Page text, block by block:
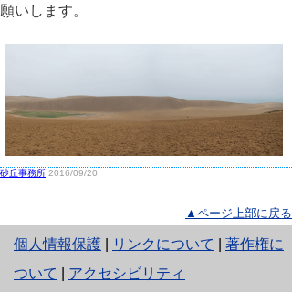
願いします。
砂丘事務所 2016/09/20
▲ページ上部に戻る
個人情報保護
と
り
リンクについて
著作権に
ついて
アクセシビリティ